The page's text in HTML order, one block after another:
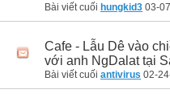
Bài viết cuối hungkid3 03-
Cafe - Lẫu Dê vào
với anh NgDalat tại
Bài viết cuối antivirus 02-